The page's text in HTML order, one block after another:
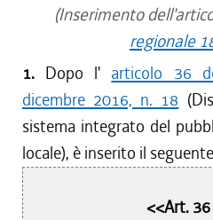
(Inserimento
regionale
1. Dopo l' articolo 36
dicembre 2016, n. 18
sistema integrato del
locale), è inserito il
<<Art.